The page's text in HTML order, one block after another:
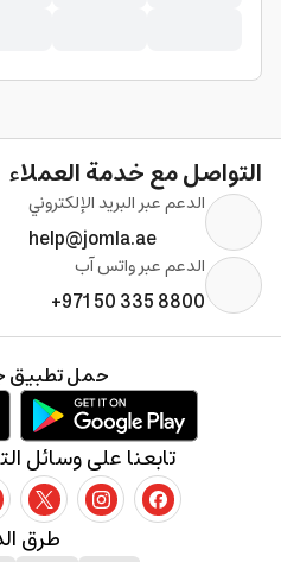
التواصل مع خدمة العملاء
الدعم عبر البريد الإلكتروني
help@jomla.ae
الدعم عبر واتس آب
+971 50 335 8800
طرق
تابعنا على وسائل
حمل تطبيق